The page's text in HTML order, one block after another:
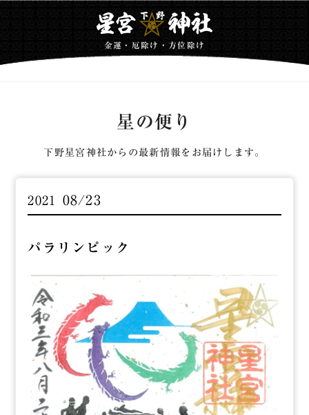
金運・厄除け・方位除け
星の便り
下野星宮神社からの最新情報をお届けします。
2021 08/23
パラリンピック